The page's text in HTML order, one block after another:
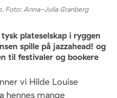
Foto: Anna-Julia Granberg
plateselskap i ryggen
spille på jazzahead! og
til festivaler og bookere
vi Hilde Louise
hennes mange